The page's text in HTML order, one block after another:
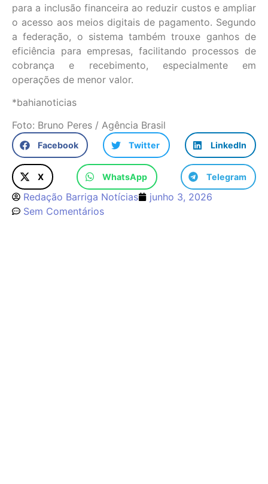
para a inclusão financeira ao reduzir custos e ampliar
o acesso aos meios digitais de pagamento. Segundo
a federação, o sistema também trouxe ganhos de
eficiência para empresas, facilitando processos de
cobrança e recebimento, especialmente em
operações de menor valor.
*bahianoticias
Foto: Bruno Peres / Agência Brasil
Facebook Twitter LinkedIn
X WhatsApp Telegram
Redação Barriga Notícias
junho 3, 2026
Sem Comentários